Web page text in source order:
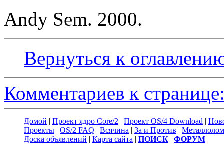
Andy Sem. 2000.
Вернуться к
Комментариев к
Домой | Проект ядро Core/2 | Проект OS/4 Download |
Проекты | OS/2 FAQ | Всячина | За и Против | Металлолом
Доска объявлений | Карта сайта | ПОИСК | ФОРУМ